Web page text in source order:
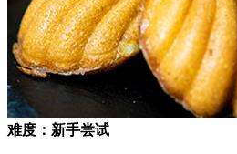
难度：新手尝试